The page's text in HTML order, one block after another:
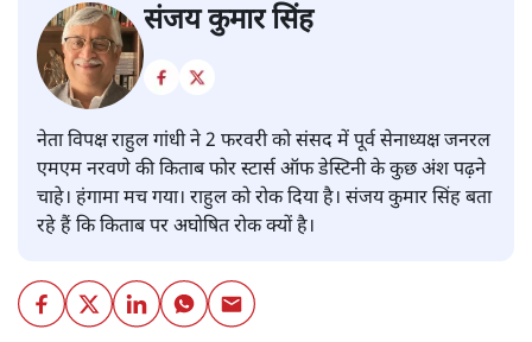
संजय कुमार सिंह
नेता विपक्ष राहुल गांधी ने 2 फरवरी को संसद में पूर्व सेनाध्यक्ष जनरल
एमएम नरवणे की किताब फोर स्टार्स ऑफ डेस्टिनी के कुछ अंश पढ़ने
चाहे। हंगामा मच गया। राहुल को रोक दिया है। संजय कुमार सिंह बता
रहे हैं कि किताब पर अघोषित रोक क्यों है।